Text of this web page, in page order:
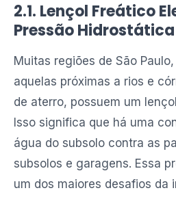
2.1. Lençol Freático
Pressão Hidrostática
Muitas regiões de São
aquelas próximas a rios e
de aterro, possuem um
Isso significa que há uma
água do subsolo contra as
subsolos e garagens. Essa
um dos maiores desafios da